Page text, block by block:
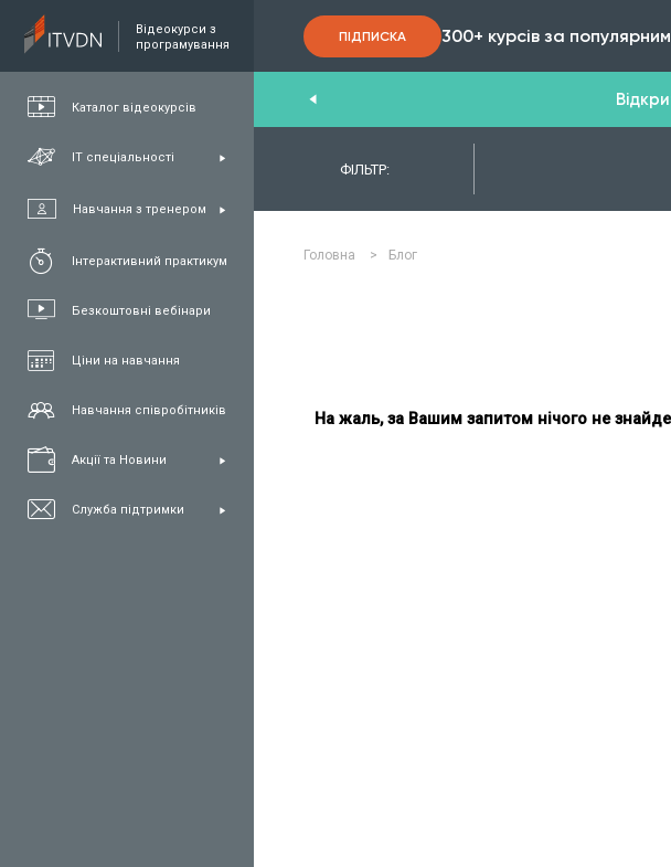
Відеокурси з
програмування
Каталог відеокурсів
ІТ спеціальності
Навчання з тренером
Інтерактивний практикум
Безкоштовні вебінари
Ціни на навчання
Навчання співробітників
Акції та Новини
Служба підтримки
ПІДПИСКА 300+ курсів за
FullStack C#/.NET Java
ФІЛЬТР:
Головна > Блог
На жаль, за Вашим запитом нічого не